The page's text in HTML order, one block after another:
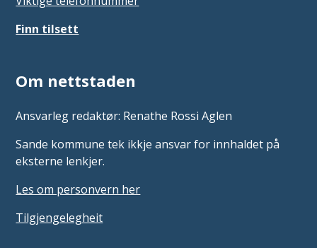
Finn tilsett
Om nettstaden
Ansvarleg redaktør: Renathe Rossi Aglen
Sande kommune tek ikkje ansvar for innhaldet på
eksterne lenkjer.
Les om personvern her
Tilgjengelegheit